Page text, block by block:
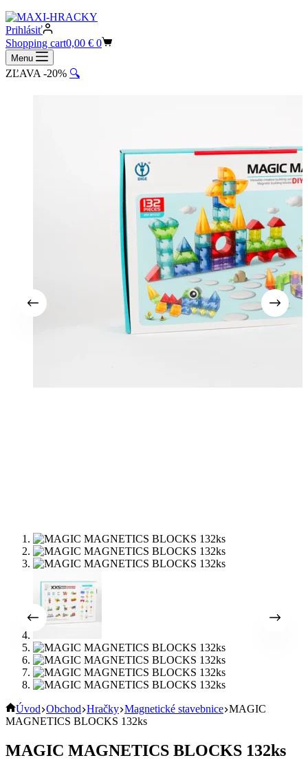
Prihlásiť
Shopping cart0,00 € 0
Menu
ZĽAVA -20% 🔍
Úvod Obchod Hračky Magnetické stavebnice MAGIC
MAGNETICS BLOCKS 132ks
MAGIC MAGNETICS BLOCKS 132ks